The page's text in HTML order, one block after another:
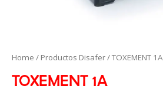
Home / Productos Disafer/ TOXEMENT 1A
TOXEMENT 1A
TOXEMENT
1A
quantity